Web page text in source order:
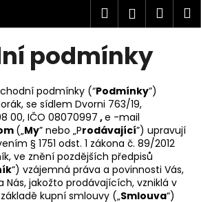
Hledat
podmínky
podmínky (“Podmínky”)
se sídlem Dvorni 763/19,
00, IČO 08070997 ,e -mail
(„My” nebo „Prodávající”) upravují
§ 1751 odst. 1 zákona č. 89/2012
ve znění pozdějších předpisů
“) vzájemná práva a povinnosti Vás,
Nás, jakožto prodávajících, vzniklá v
kupní smlouvy („Smlouva“)